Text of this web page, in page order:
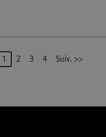
Page
1 2 3 4 Suiv. >>